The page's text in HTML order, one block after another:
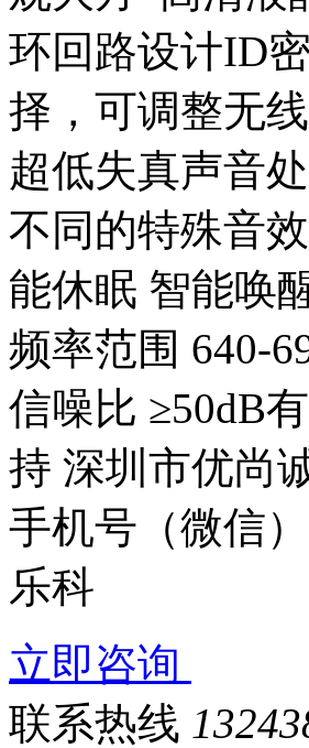
环回路设计ID
择，可调整无
超低失真声音
不同的特殊音
能休眠 智能唤
频率范围 640-
信噪比 ≥50dB
持 深圳市优尚
手机号（微信
乐科
立即咨询
联系热线